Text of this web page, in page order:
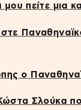
πείτε μια
ο
Σλούκα